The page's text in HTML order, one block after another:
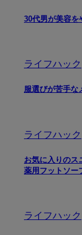
30代男が美容を
ライフハック
服選びが苦手な
ライフハック
お気に入りのス
薬用フットソー
ライフハック